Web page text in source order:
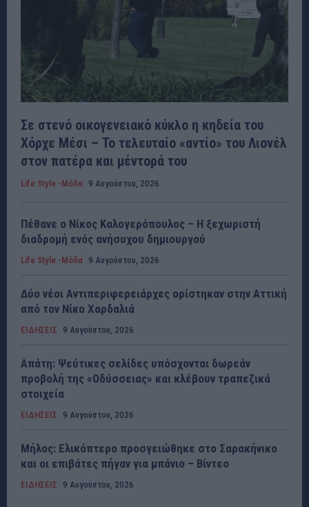
Σε στενό οικογενειακό κύκλο η κηδεία του
Χόρχε Μέσι – Το τελευταίο «αντίο» του Λιονέλ
στον πατέρα και μέντορά του
Life Style -Μόδα 9 Αυγούστου, 2026
Πέθανε ο Νίκος Καλογερόπουλος – Η ξεχωριστή
διαδρομή ενός ανήσυχου δημιουργού
Life Style -Μόδα 9 Αυγούστου, 2026
Δύο νέοι Αντιπεριφερειάρχες ορίστηκαν στην Αττική
από τον Νίκο Χαρδαλιά
ΕΙΔΗΣΕΙΣ 9 Αυγούστου, 2026
Απάτη: Ψεύτικες σελίδες υπόσχονται δωρεάν
προβολή της «Οδύσσειας» και κλέβουν τραπεζικά
στοιχεία
ΕΙΔΗΣΕΙΣ 9 Αυγούστου, 2026
Μήλος: Ελικόπτερο προσγειώθηκε στο Σαρακήνικο
και οι επιβάτες πήγαν για μπάνιο – Βίντεο
ΕΙΔΗΣΕΙΣ 9 Αυγούστου, 2026